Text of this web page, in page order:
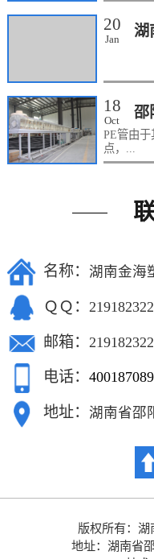
20
Jan 湖
18
Oct 邵
PE管由
点，...
名称： 湖南金海
ＱＱ：
邮箱：
电话：
地址： 湖南省邵
版权所有：湖
地址：湖南省